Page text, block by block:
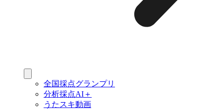
全国採点グランプリ
分析採点AI＋
うたスキ動画